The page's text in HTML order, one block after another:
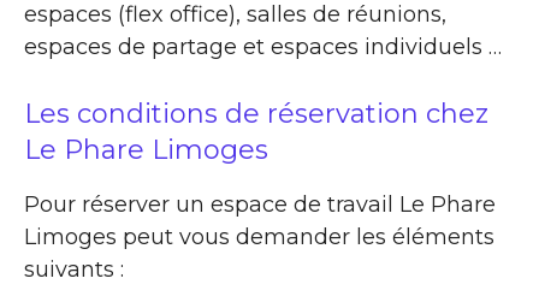
espaces (flex office), salles de réunions,
espaces de partage et espaces individuels …
Les conditions de réservation chez
Le Phare Limoges
Pour réserver un espace de travail Le Phare
Limoges peut vous demander les éléments
suivants :